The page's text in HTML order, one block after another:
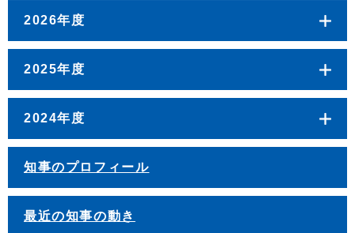
2026年度
2025年度
2024年度
知事のプロフィール
最近の知事の動き